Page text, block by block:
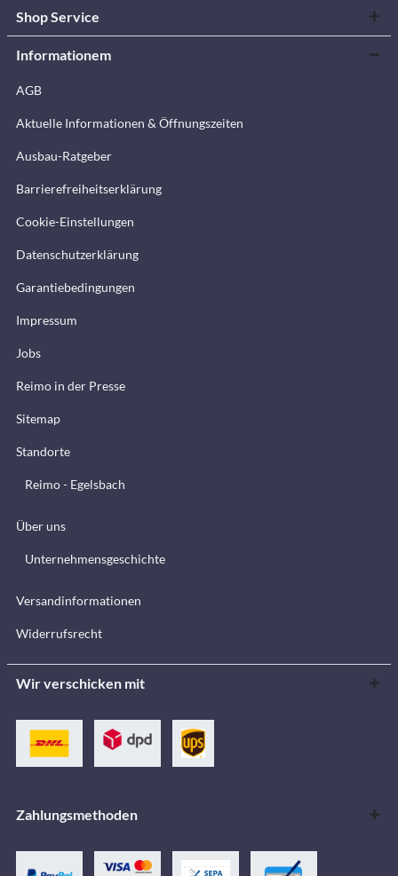
Shop Service
Informationem
AGB
Aktuelle Informationen & Öffnungszeiten
Ausbau-Ratgeber
Barrierefreiheitserklärung
Cookie-Einstellungen
Datenschutzerklärung
Garantiebedingungen
Impressum
Jobs
Reimo in der Presse
Sitemap
Standorte
Reimo - Egelsbach
Über uns
Unternehmensgeschichte
Versandinformationen
Widerrufsrecht
Wir verschicken mit
Zahlungsmethoden